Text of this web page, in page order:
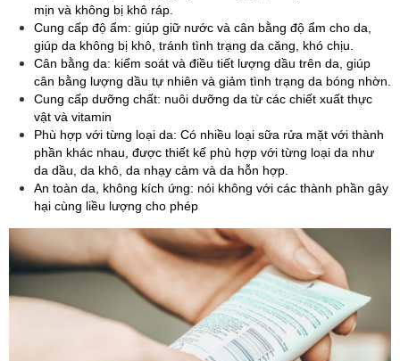
mịn và không bị khô ráp.
Cung cấp độ ẩm: giúp giữ nước và cân bằng độ ẩm cho da,
giúp da không bị khô, tránh tình trạng da căng, khó chịu.
Cân bằng da: kiểm soát và điều tiết lượng dầu trên da, giúp
cân bằng lượng dầu tự nhiên và giảm tình trạng da bóng nhờn.
Cung cấp dưỡng chất: nuôi dưỡng da từ các chiết xuất thực
vật và vitamin
Phù hợp với từng loại da: Có nhiều loại sữa rửa mặt với thành
phần khác nhau, được thiết kế phù hợp với từng loại da như
da dầu, da khô, da nhạy cảm và da hỗn hợp.
An toàn da, không kích ứng: nói không với các thành phần gây
hại cùng liều lượng cho phép